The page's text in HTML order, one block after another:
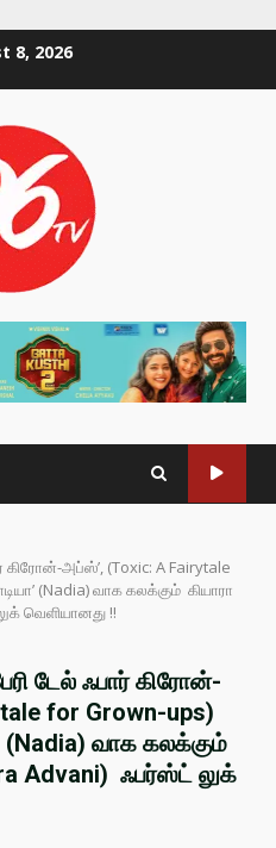
8, 2026
கிரோன்-அப்ஸ்’, (Toxic: A Fairytale
(Nadia) வாக கலக்கும் கியாரா
வெளியானது !!
டேல் ஃபார் கிரோன்-
for Grown-ups)
(Nadia) வாக கலக்கும்
Advani) ஃபர்ஸ்ட் லுக்